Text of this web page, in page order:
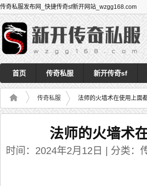
传奇私服发布网_快捷传奇sf新开网站_wzgg168.com
首页 传奇私服 新开传奇sf
传奇私服 法师的火墙术在使用上面
法师的火墙术
时间：2024年2月12日 | 分类：